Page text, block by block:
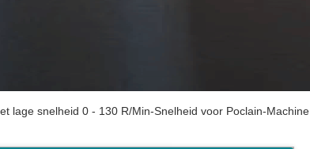
lage snelheid 0 - 130 R/Min-Snelheid voor Poclain-Machine